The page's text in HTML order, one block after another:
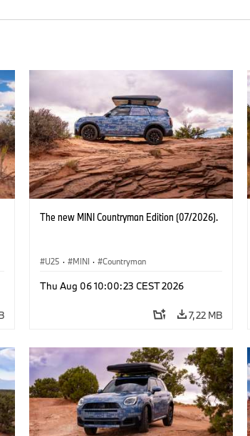
The new MINI Countryman Edition (07/2026).
U25 · MINI · Countryman
Thu Aug 06 10:00:23 CEST 2026
7,22 MB